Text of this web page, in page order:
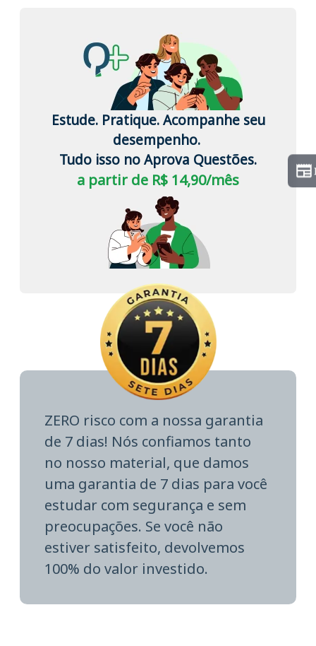
Estude. Pratique. Acompanhe seu
desempenho.
Tudo isso no Aprova Questões.
a partir de R$ 14,90/mês
ZERO risco com a nossa garantia
de 7 dias! Nós confiamos tanto
no nosso material, que damos
uma garantia de 7 dias para você
estudar com segurança e sem
preocupações. Se você não
estiver satisfeito, devolvemos
100% do valor investido.